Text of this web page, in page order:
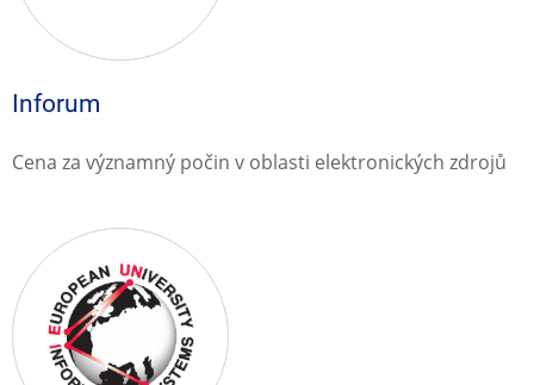
Inforum
Cena za významný počin v oblasti elektronických zdrojů